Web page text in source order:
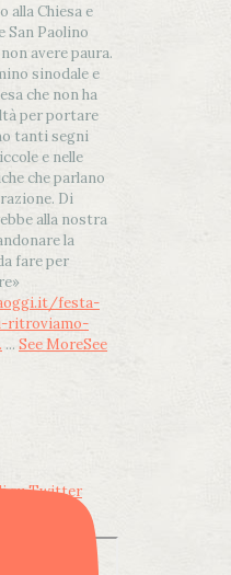
alla Chiesa e
San Paolino
avere paura.
sinodale e
che non ha
per portare
tanti segni
e nelle
che parlano
Di
alla nostra
la
fare per
festa-
ritroviamo-
... See MoreSee
su Twitter